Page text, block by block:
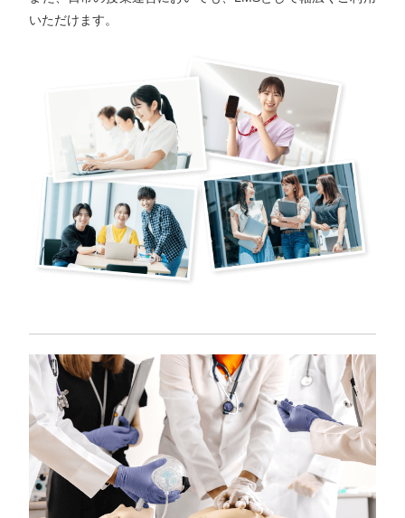
いただけます。